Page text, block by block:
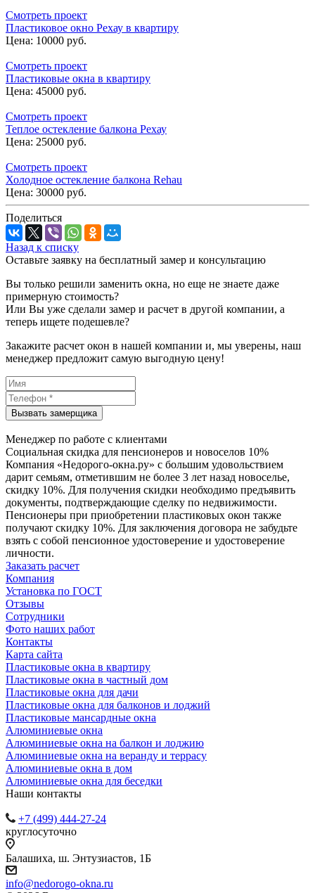
Смотреть проект
Пластиковое окно Рехау в квартиру
Цена: 10000 руб.
Смотреть проект
Пластиковые окна в квартиру
Цена: 45000 руб.
Смотреть проект
Теплое остекление балкона Рехау
Цена: 25000 руб.
Смотреть проект
Холодное остекление балкона Rehau
Цена: 30000 руб.
Поделиться
Назад к списку
Оставьте заявку на бесплатный замер и консультацию
Вы только решили заменить окна, но еще не знаете даже
примерную стоимость?
Или Вы уже сделали замер и расчет в другой компании, а
теперь ищете подешевле?
Закажите расчет окон в нашей компании и, мы уверены, наш
менеджер предложит самую выгодную цену!
Менеджер по работе с клиентами
Социальная скидка для пенсионеров и новоселов 10%
Компания «Недорого-окна.ру» с большим удовольствием
дарит семьям, отметившим не более 3 лет назад новоселье,
скидку 10%. Для получения скидки необходимо предъявить
документы, подтверждающие сделку по недвижимости.
Пенсионеры при приобретении пластиковых окон также
получают скидку 10%. Для заключения договора не забудьте
взять с собой пенсионное удостоверение и удостоверение
личности.
Заказать расчет
Компания
Установка по ГОСТ
Отзывы
Сотрудники
Фото наших работ
Контакты
Карта сайта
Пластиковые окна в квартиру
Пластиковые окна в частный дом
Пластиковые окна для дачи
Пластиковые окна для балконов и лоджий
Пластиковые мансардные окна
Алюминиевые окна
Алюминиевые окна на балкон и лоджию
Алюминиевые окна на веранду и террасу
Алюминиевые окна в дом
Алюминиевые окна для беседки
Наши контакты
+7 (499) 444-27-24
круглосуточно
Балашиха, ш. Энтузиастов, 1Б
info@nedorogo-okna.ru